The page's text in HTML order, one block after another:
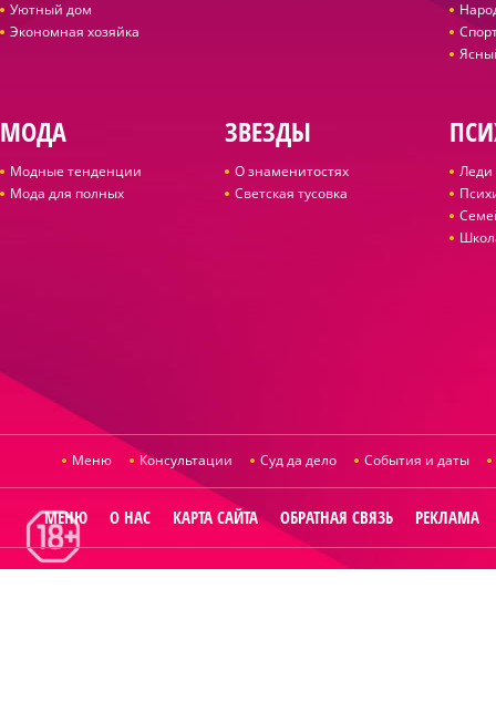
Уютный дом
Экономная хозяйка
МОДА
Модные тенденции
Мода для полных
ЗВЕЗДЫ
О знаменитостях
Светская тусовка
Леди
Меню Консультации Суд да дело События и даты
МЕНЮ О НАС КАРТА САЙТА ОБРАТНАЯ СВЯЗЬ РЕКЛАМА